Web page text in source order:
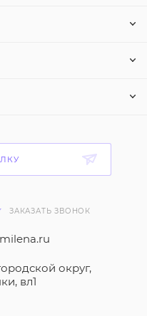
ЗАКАЗАТЬ ЗВОНОК
округ,
вл1